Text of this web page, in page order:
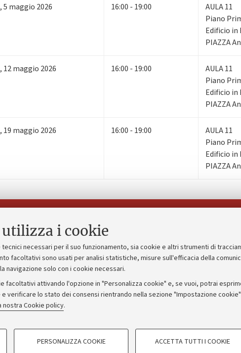
utilizza i cookie
necessari per il suo funzionamento, sia cookie e altri strumenti di
facoltativi sono usati per analisi statistiche, misure sull'efficacia della
navigazione solo con i cookie necessari.
facoltativi attivando l'opzione in "Personalizza cookie" e, se vuoi, potrai
verificare lo stato dei consensi rientrando nella sezione "Impostazione
nostra Cookie policy.
COOKIE
PERSONALIZZA COOKIE ACCETTA TUTTI I COOKIE
,5 maggio 2026 16:00 - 19:00
AULA 11
Piano
Edificio in
PIAZZA
, 12maggio 2026 16:00 - 19:00
AULA 11
Piano
Edificio in
PIAZZA
, 19 maggio 2026 16:00 - 19:00
AULA 11
Piano
Edificio in
PIAZZA
Piano strategico
Bilanci
Donazioni e 5x1000
Merchandising - UniboStore
Bandi, gare e